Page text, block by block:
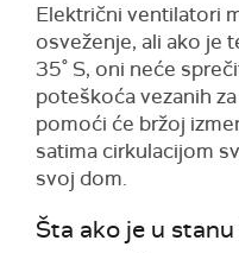
Električni ventilatori
osveženje, ali ako je
35˚ S, oni neće
poteškoća vezanih
pomoći će bržoj
satima cirkulacijom
svoj dom.
Šta ako je u